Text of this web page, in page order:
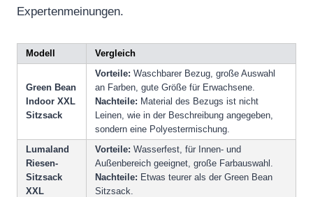
Expertenmeinungen.
Modell Vergleich
Green Bean
Indoor XXL
Sitzsack
Vorteile: Waschbarer Bezug, große Auswahl
an Farben, gute Größe für Erwachsene.
Nachteile: Material des Bezugs ist nicht
Leinen, wie in der Beschreibung angegeben,
sondern eine Polyestermischung.
Lumaland
Riesen-
Sitzsack
XXL
Vorteile: Wasserfest, für Innen- und
Außenbereich geeignet, große Farbauswahl.
Nachteile: Etwas teurer als der Green Bean
Sitzsack.